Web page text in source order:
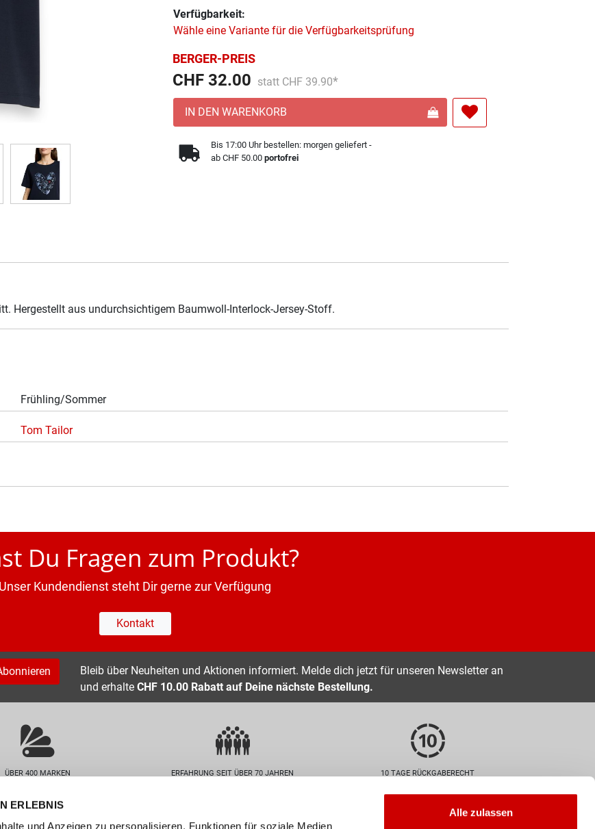
ERLEBNIS
und Anzeigen zu personalisieren, Funktionen für soziale Medien
Alle zulassen
Verfügbarkeit:
Wähle eine Variante für die Verfügbarkeitsprüfung
BERGER-PREIS
CHF 32.00 Preis reduziert von
statt CHF 39.90
An
IN DEN WARENKORB
Bis 17:00 Uhr bestellen: morgen geliefert -
ab CHF 50.00portofrei
Hergestellt aus undurchsichtigem Baumwoll-Interlock-Jersey-Stoff.
Frühling/Sommer
Tom Tailor
Du Fragen zum Produkt?
Unser Kundendienst steht Dir gerne zur Verfügung
Kontakt
Bleib über Neuheiten und Aktionen informiert. Melde dich jetzt für unseren Newsletter an
und erhalte CHF 10.00 Rabatt auf Deine nächste Bestellung.
ÜBER 400 MARKEN ERFAHRUNG SEIT ÜBER 70 JAHREN 10 TAGE RÜCKGABERECHT